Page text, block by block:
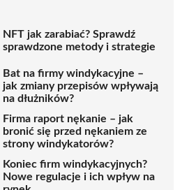
NFT jak zarabiać? Sprawdź
sprawdzone metody i strategie
Bat na firmy windykacyjne –
jak zmiany przepisów wpływają
na dłużników?
Firma raport nękanie – jak
bronić się przed nękaniem ze
strony windykatorów?
Koniec firm windykacyjnych?
Nowe regulacje i ich wpływ na